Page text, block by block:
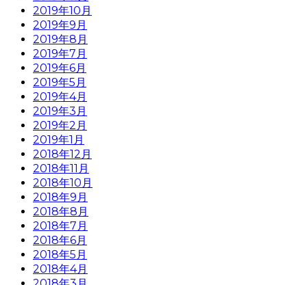
2019年10月
2019年9月
2019年8月
2019年7月
2019年6月
2019年5月
2019年4月
2019年3月
2019年2月
2019年1月
2018年12月
2018年11月
2018年10月
2018年9月
2018年8月
2018年7月
2018年6月
2018年5月
2018年4月